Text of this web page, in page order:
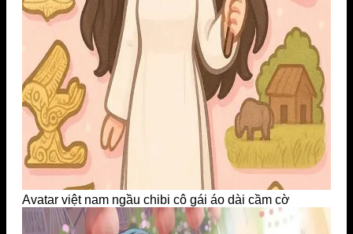
Avatar việt nam ngầu chibi cô gái áo dài cầm cờ